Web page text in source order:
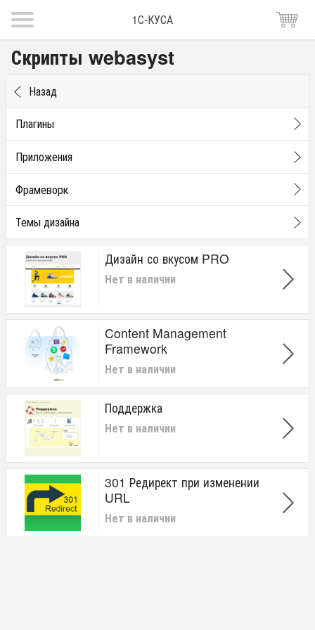
1С-КУСА
Скрипты webasyst
Назад
Плагины
Приложения
Фрамеворк
Темы дизайна
Дизайн со вкусом PRO
Нет в наличии
Content Management
Framework
Нет в наличии
Поддержка
Нет в наличии
301 Редирект при изменении
URL
Нет в наличии